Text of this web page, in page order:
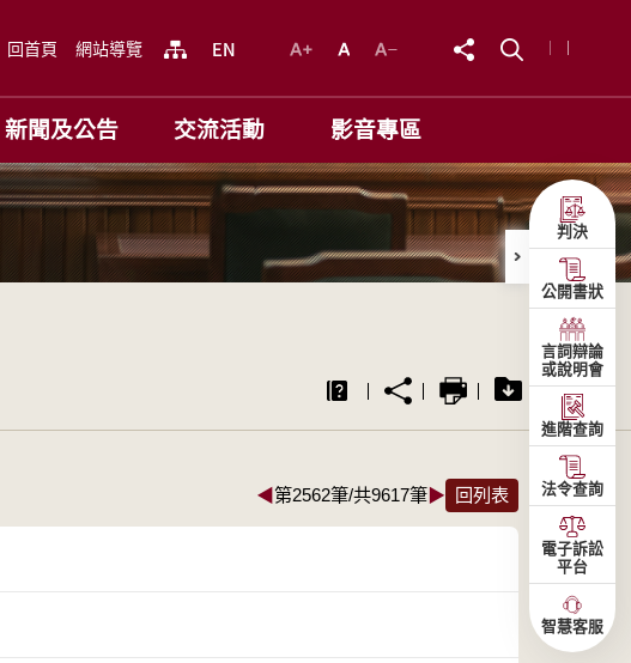
回首頁 網站導覽
新聞及公告 交流活動 影音專區
◀第2562筆/共9617筆▶ 回列表
判決
公開書狀
言詞辯論
或說明會
進階查詢
法令查詢
電子訴訟
平台
智慧客服